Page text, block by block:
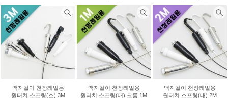
액자걸이 천장레일용
원터치 스프링(소) 3M
액자걸이 천장레일용
원터치 스프링(대) 크롬 1M
액자걸이 천장레일용
원터치 스프링(대) 2M